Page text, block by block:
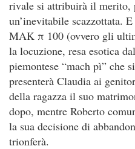
rivale si attribuirà il merito,
un’inevitabile scazzottata.
MAK π 100 (ovvero gli
la locuzione, resa esotica
piemontese “mach pì” che
presenterà Claudia ai
della ragazza il suo
dopo, mentre Roberto
la sua decisione di
trionferà.